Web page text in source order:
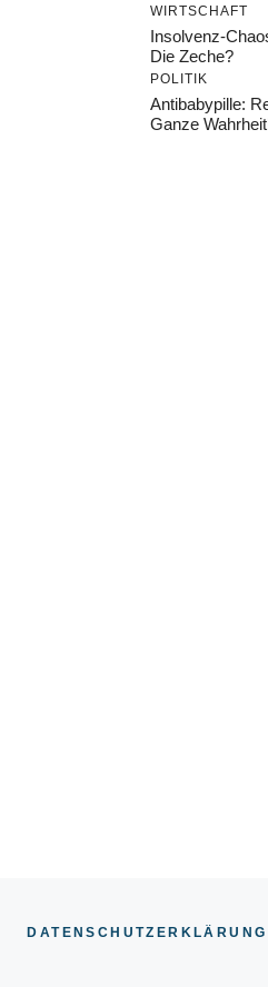
WIRTSCHAFT
Insolvenz-
Die Zeche?
POLITIK
Antibabypille:
Ganze
DATENSCHUTZERKLÄRUNG